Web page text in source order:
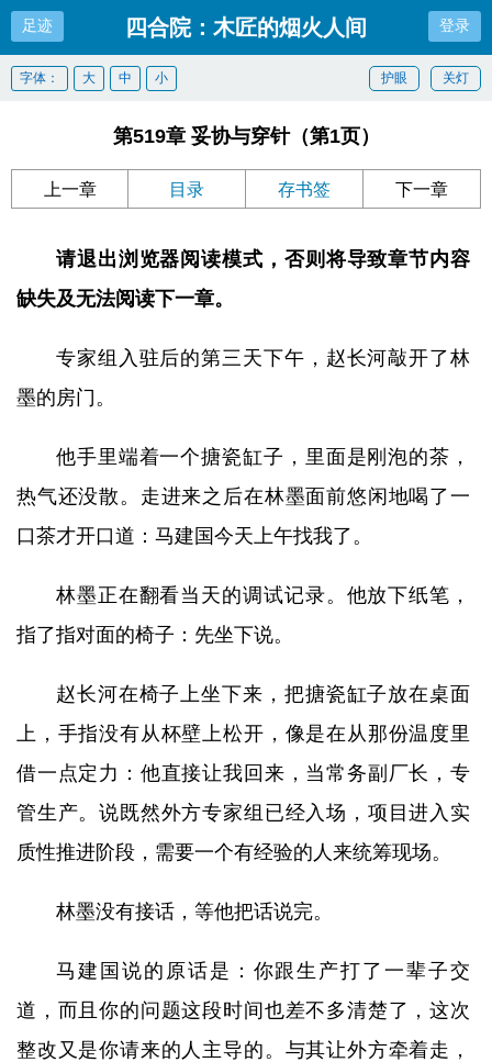
足迹 四合院：木匠的烟火人间 登录
关灯
护眼
字体： 大 中 小
第519章 妥协与穿针（第1页）
上一章 目录 存书签 下一章
请退出浏览器阅读模式，否则将导致章节内容
缺失及无法阅读下一章。
专家组入驻后的第三天下午，赵长河敲开了林
墨的房门。
他手里端着一个搪瓷缸子，里面是刚泡的茶，
热气还没散。走进来之后在林墨面前悠闲地喝了一
口茶才开口道：马建国今天上午找我了。
林墨正在翻看当天的调试记录。他放下纸笔，
指了指对面的椅子：先坐下说。
赵长河在椅子上坐下来，把搪瓷缸子放在桌面
上，手指没有从杯壁上松开，像是在从那份温度里
借一点定力：他直接让我回来，当常务副厂长，专
管生产。说既然外方专家组已经入场，项目进入实
质性推进阶段，需要一个有经验的人来统筹现场。
林墨没有接话，等他把话说完。
马建国说的原话是：你跟生产打了一辈子交
道，而且你的问题这段时间也差不多清楚了，这次
整改又是你请来的人主导的。与其让外方牵着走，